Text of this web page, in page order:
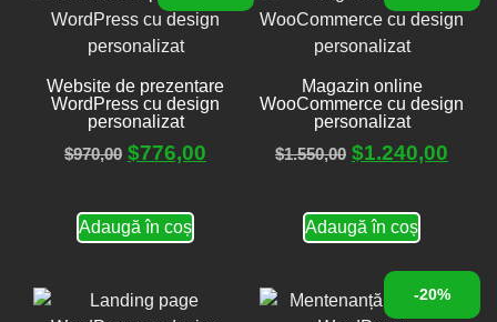
Website de prezentare
WordPress cu design
personalizat
$970,00 $776,00
Adaugă în coș
Magazin online
WooCommerce cu design
personalizat
$1.550,00 $1.240,00
Adaugă în coș
-20%